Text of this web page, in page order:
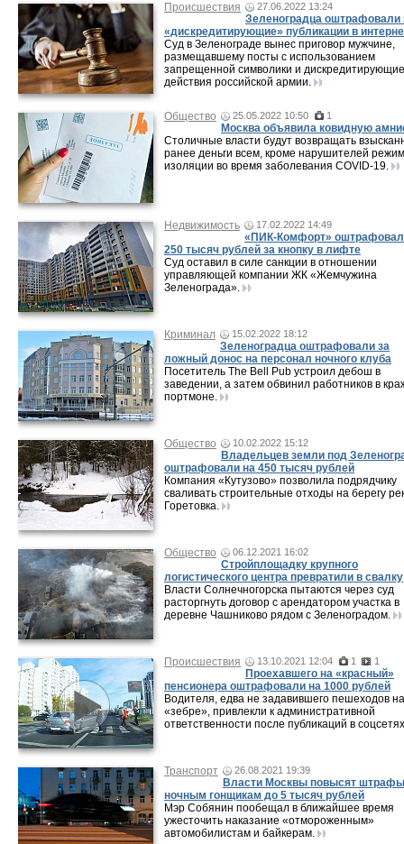
Происшествия 27.06.2022 13:24
Зеленоградца оштрафовали
«дискредитирующие» публикации в
Суд в Зеленограде вынес приговор мужчине,
размещавшему посты с использованием
запрещенной символики и дискредитирующие
действия российской армии.
Общество 25.05.2022 10:50 1
Москва объявила ковидную
Столичные власти будут возвращать
ранее деньги всем, кроме нарушителей
изоляции во время заболевания COVID-19.
Недвижимость 17.02.2022 14:49
«ПИК-Комфорт»
250 тысяч рублей за кнопку в лифте
Суд оставил в силе санкции в отношении
управляющей компании ЖК «Жемчужина
Зеленограда».
Криминал 15.02.2022 18:12
Зеленоградца оштрафовали за
ложный донос на персонал ночного клуба
Посетитель The Bell Pub устроил дебош в
заведении, а затем обвинил работников в
портмоне.
Общество 10.02.2022 15:12
Владельцев земли под
оштрафовали на 450 тысяч рублей
Компания «Кутузово» позволила подрядчику
сваливать строительные отходы на берегу
Горетовка.
Общество 06.12.2021 16:02
Стройплощадку крупного
логистического центра превратили в свалку
Власти Солнечногорска пытаются через суд
расторгнуть договор с арендатором участка в
деревне Чашниково рядом с Зеленоградом.
Происшествия 13.10.2021 12:04 1 1
Проехавшего на «красный»
пенсионера оштрафовали на 1000 рублей
Водителя, едва не задавившего пешеходов на
«зебре», привлекли к административной
ответственности после публикаций в
Транспорт 26.08.2021 19:39
Власти Москвы повысят штрафы
ночным гонщикам до 5 тысяч рублей
Мэр Собянин пообещал в ближайшее время
ужесточить наказание «отмороженным»
автомобилистам и байкерам.